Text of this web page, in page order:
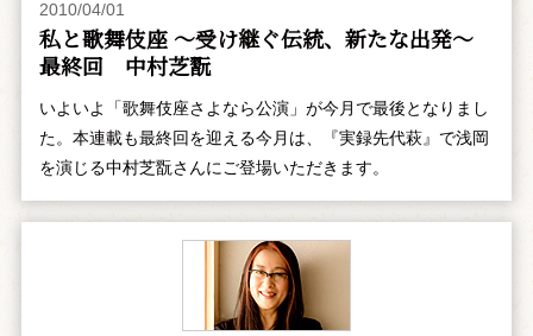
2010/04/01
私と歌舞伎座 ～受け継ぐ伝統、新たな出発～
最終回 中村芝翫
いよいよ「歌舞伎座さよなら公演」が今月で最後となりまし
た。本連載も最終回を迎える今月は、『実録先代萩』で浅岡
を演じる中村芝翫さんにご登場いただきます。